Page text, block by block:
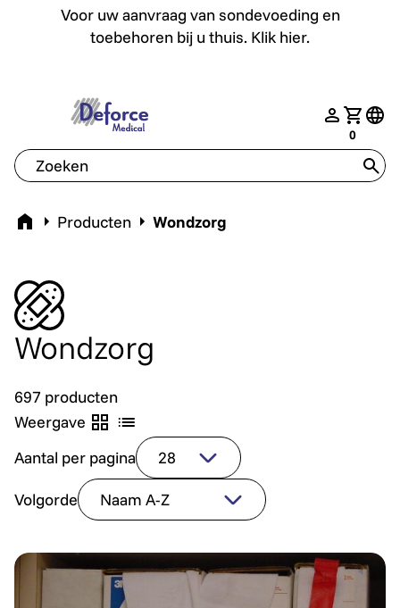
Voor uw aanvraag van sondevoeding en
toebehoren bij u thuis. Klik hier.
Voor uw aanvraag van sondevoeding en toebehoren bij
nav.login
Jouw
0
deforce.togglemenu
Home Producten Wondzorg
Wondzorg
697 producten
Weergave
Aantal per pagina
Volgorde